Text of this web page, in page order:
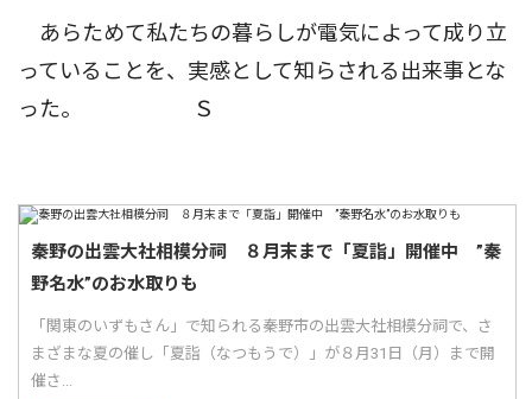
あらためて私たちの暮らしが電気によって成り立
っていることを、実感として知らされる出来事とな
った。 Ｓ
秦野の出雲大社相模分祠 ８月末まで「夏詣」開催中 ”秦
野名水”のお水取りも
「関東のいずもさん」で知られる秦野市の出雲大社相模分祠で、さ
まざまな夏の催し「夏詣（なつもうで）」が８月31日（月）まで開
催さ...